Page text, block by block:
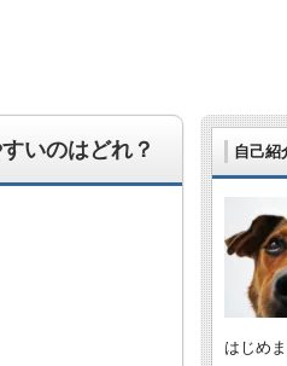
いのはどれ？ 自己紹
はじめ